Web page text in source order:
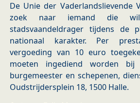
De Unie der Vaderlandslievende
zoek naar iemand die
stadsvaandeldrager tijdens de
nationaal karakter. Per
vergoeding van 10 euro
moeten ingediend worden
burgemeester en schepenen,
Oudstrijdersplein 18, 1500 Halle.